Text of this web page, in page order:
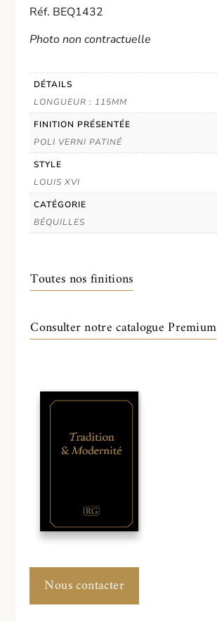
Réf. BEQ1432
Photo non contractuelle
DÉTAILS
LONGUEUR : 115MM
FINITION PRÉSENTÉE
POLI VERNI PATINÉ
STYLE
LOUIS XVI
CATÉGORIE
BÉQUILLES
Toutes nos finitions
Consulter notre catalogue Premium
Nous contacter